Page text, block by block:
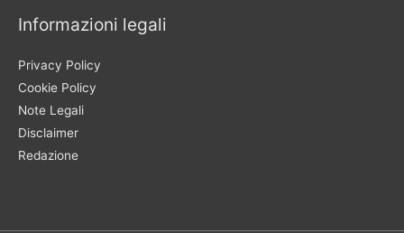
Informazioni legali
Privacy Policy
Cookie Policy
Note Legali
Disclaimer
Redazione